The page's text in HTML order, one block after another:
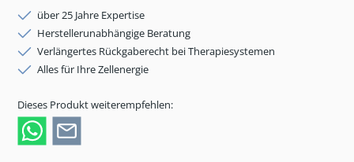
über 25 Jahre Expertise
Herstellerunabhängige Beratung
Verlängertes Rückgaberecht bei Therapiesystemen
Alles für Ihre Zellenergie
Dieses Produkt weiterempfehlen: